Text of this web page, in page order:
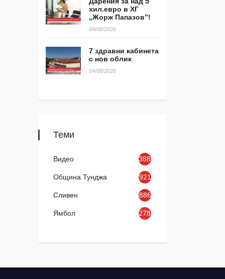
хил.евро в ХГ
„Жорж Папазов”!
04/08/2026
7 здравни кабинета
с нов облик
04/08/2026
Теми
Видео 3886
Община Тунджа 921
Сливен 886
Ямбол 2784